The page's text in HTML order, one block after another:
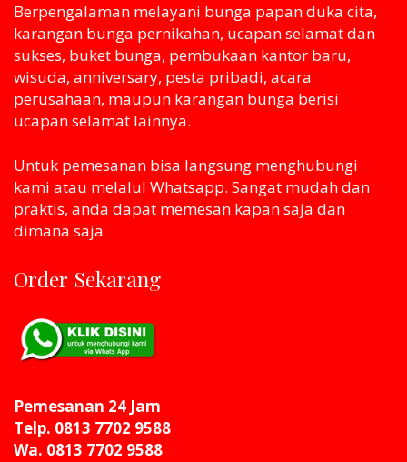
Berpengalaman melayani bunga papan duka cita,
karangan bunga pernikahan, ucapan selamat dan
sukses, buket bunga, pembukaan kantor baru,
wisuda, anniversary, pesta pribadi, acara
perusahaan, maupun karangan bunga berisi
ucapan selamat lainnya.
Untuk pemesanan bisa langsung menghubungi
kami atau melaluI Whatsapp. Sangat mudah dan
praktis, anda dapat memesan kapan saja dan
dimana saja
Order Sekarang
Pemesanan 24 Jam
Telp. 0813 7702 9588
Wa. 0813 7702 9588